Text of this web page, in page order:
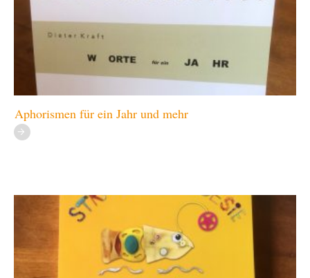
Aphorismen für ein Jahr und mehr